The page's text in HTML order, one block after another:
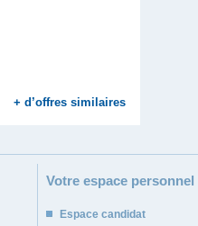
+ d’offres similaires
Votre espace personnel
Espace candidat